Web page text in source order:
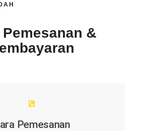
Pemesanan &
Pemesanan